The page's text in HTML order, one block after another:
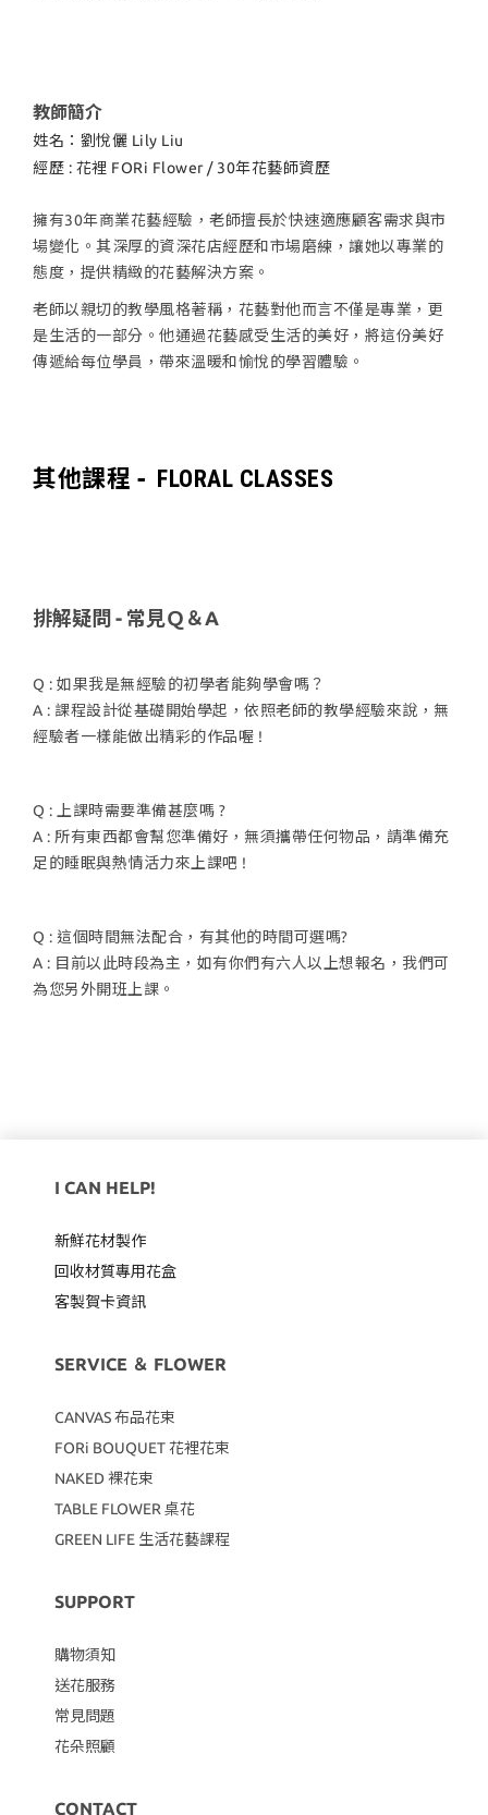
教師簡介
姓名：劉悅儷 Lily Liu
經歷 : 花裡 FORi Flower / 30年花藝師資歷
擁有30年商業花藝經驗，老師擅長於快速適應顧客需求與市
場變化。其深厚的資深花店經歷和市場磨練，讓她以專業的
態度，提供精緻的花藝解決方案。
老師以親切的教學風格著稱，花藝對他而言不僅是專業，更
是生活的一部分。他通過花藝感受生活的美好，將這份美好
傳遞給每位學員，帶來溫暖和愉悅的學習體驗。
其他課程 - FLORAL CLASSES
排解疑問 - 常見Ｑ＆A
Q : 如果我是無經驗的初學者能夠學會嗎？
A : 課程設計從基礎開始學起，依照老師的教學經驗來說，無
經驗者一樣能做出精彩的作品喔 !
Q : 上課時需要準備甚麼嗎 ?
A : 所有東西都會幫您準備好，無須攜帶任何物品，請準備充
足的睡眠與熱情活力來上課吧 !
Q : 這個時間無法配合，有其他的時間可選嗎?
A : 目前以此時段為主，如有你們有六人以上想報名，我們可
為您另外開班上課。
I CAN HELP!
新鮮花材製作
回收材質專用花盒
客製賀卡資訊
SERVICE ＆ FLOWER
CANVAS布品花束
FORi BOUQUET 花裡花束
NAKED 裸花束
TABLE FLOWER 桌花
GREEN LIFE 生活花藝課程
SUPPORT
購物須知
送花服務
常見問題
花朵照顧
CONTACT